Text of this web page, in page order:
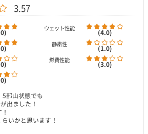
3.57
ウェット性能 (4.0)
静粛性 (1.0)
燃費性能 (3.0)
5部山状態でも
出ました！
いかと思います！